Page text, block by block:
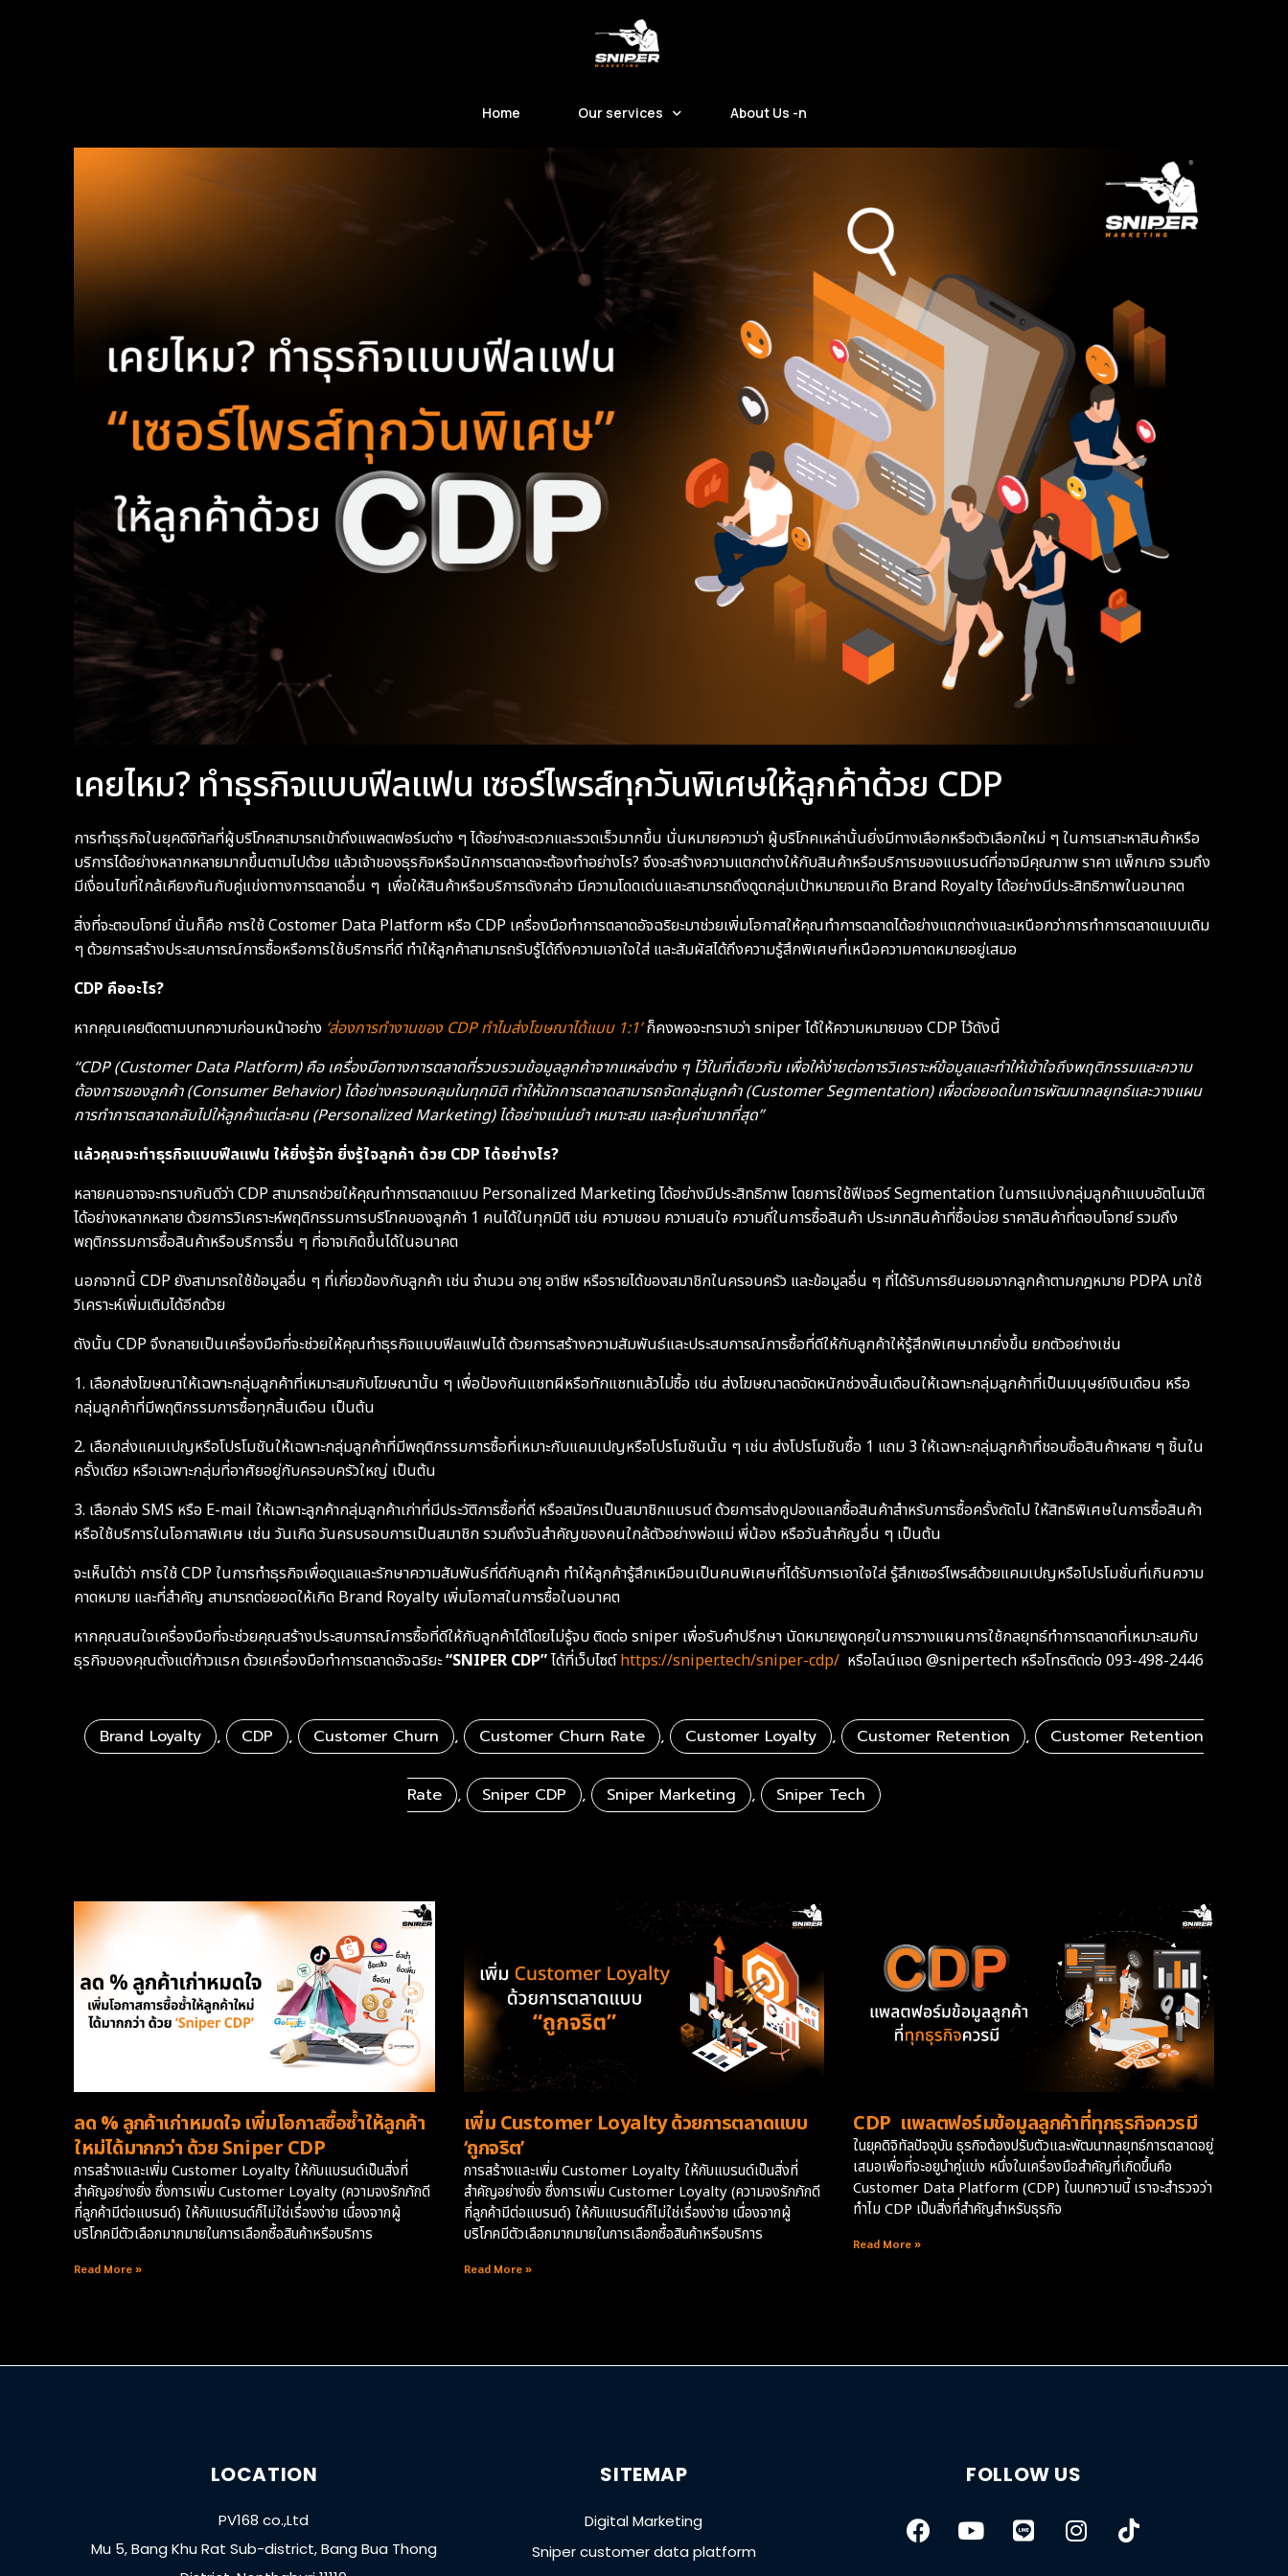
Home Our services
Smart Clinic System
Custom Development Software
Other Services
About Us -n
เคยไหม? ทำธุรกิจแบบฟีลแฟน เซอร์ไพรส์ทุกวันพิเศษให้ลูกค้าด้วย CDP
การทำธุรกิจในยุคดิจิทัลที่ผู้บริโภคสามารถเข้าถึงแพลตฟอร์มต่าง ๆ ได้อย่างสะดวกและรวดเร็วมากขึ้น นั่นหมายความว่า ผู้บริโภคเหล่านั้นยิ่งมีทางเลือกหรือตัวเลือกใหม่ ๆ ในการเสาะหาสินค้าหรือ
บริการได้อย่างหลากหลายมากขึ้นตามไปด้วย แล้วเจ้าของธุรกิจหรือนักการตลาดจะต้องทำอย่างไร? จึงจะสร้างความแตกต่างให้กับสินค้าหรือบริการของแบรนด์ที่อาจมีคุณภาพ ราคา แพ็กเกจ รวมถึง
มีเงื่อนไขที่ใกล้เคียงกันกับคู่แข่งทางการตลาดอื่น ๆ เพื่อให้สินค้าหรือบริการดังกล่าว มีความโดดเด่นและสามารถดึงดูดกลุ่มเป้าหมายจนเกิด Brand Royalty ได้อย่างมีประสิทธิภาพในอนาคต
สิ่งที่จะตอบโจทย์ นั่นก็คือ การใช้ Costomer Data Platform หรือ CDP เครื่องมือทำการตลาดอัจฉริยะมาช่วยเพิ่มโอกาสให้คุณทำการตลาดได้อย่างแตกต่างและเหนือกว่าการทำการตลาดแบบเดิม
ๆ ด้วยการสร้างประสบการณ์การซื้อหรือการใช้บริการที่ดี ทำให้ลูกค้าสามารถรับรู้ได้ถึงความเอาใจใส่ และสัมผัสได้ถึงความรู้สึกพิเศษที่เหนือความคาดหมายอยู่เสมอ
CDP คืออะไร?
หากคุณเคยติดตามบทความก่อนหน้าอย่าง ‘ส่องการทำงานของ CDP ทำไมส่งโฆษณาได้แบบ 1:1’ก็คงพอจะทราบว่า sniper ได้ให้ความหมายของ CDP ไว้ดังนี้
“CDP (Customer Data Platform)คือ เครื่องมือทางการตลาดที่รวบรวมข้อมูลลูกค้าจากแหล่งต่าง ๆ ไว้ในที่เดียวกัน เพื่อให้ง่ายต่อการวิเคราะห์ข้อมูลและทำให้เข้าใจถึงพฤติกรรมและความ
ต้องการของลูกค้า (Consumer Behavior) ได้อย่างครอบคลุมในทุกมิติ ทำให้นักการตลาดสามารถจัดกลุ่มลูกค้า (Customer Segmentation) เพื่อต่อยอดในการพัฒนากลยุทธ์และวางแผน
การทำการตลาดกลับไปให้ลูกค้าแต่ละคน (Personalized Marketing) ได้อย่างแม่นยำ เหมาะสม และคุ้มค่ามากที่สุด”
แล้วคุณจะทำธุรกิจแบบฟีลแฟน ให้ยิ่งรู้จัก ยิ่งรู้ใจลูกค้า ด้วย CDP ได้อย่างไร?
หลายคนอาจจะทราบกันดีว่า CDP สามารถช่วยให้คุณทำการตลาดแบบ Personalized Marketing ได้อย่างมีประสิทธิภาพ โดยการใช้ฟีเจอร์ Segmentation ในการแบ่งกลุ่มลูกค้าแบบอัตโนมัติ
ได้อย่างหลากหลาย ด้วยการวิเคราะห์พฤติกรรมการบริโภคของลูกค้า 1 คนได้ในทุกมิติ เช่น ความชอบ ความสนใจ ความถี่ในการซื้อสินค้า ประเภทสินค้าที่ซื้อบ่อย ราคาสินค้าที่ตอบโจทย์ รวมถึง
พฤติกรรมการซื้อสินค้าหรือบริการอื่น ๆ ที่อาจเกิดขึ้นได้ในอนาคต
นอกจากนี้ CDP ยังสามารถใช้ข้อมูลอื่น ๆ ที่เกี่ยวข้องกับลูกค้า เช่น จำนวน อายุ อาชีพ หรือรายได้ของสมาชิกในครอบครัว และข้อมูลอื่น ๆ ที่ได้รับการยินยอมจากลูกค้าตามกฎหมาย PDPA มาใช้
วิเคราะห์เพิ่มเติมได้อีกด้วย
ดังนั้น CDP จึงกลายเป็นเครื่องมือที่จะช่วยให้คุณทำธุรกิจแบบฟีลแฟนได้ ด้วยการสร้างความสัมพันธ์และประสบการณ์การซื้อที่ดีให้กับลูกค้าให้รู้สึกพิเศษมากยิ่งขึ้น ยกตัวอย่างเช่น
1. เลือกส่งโฆษณาให้เฉพาะกลุ่มลูกค้าที่เหมาะสมกับโฆษณานั้น ๆ เพื่อป้องกันแชทผีหรือทักแชทแล้วไม่ซื้อ เช่น ส่งโฆษณาลดจัดหนักช่วงสิ้นเดือนให้เฉพาะกลุ่มลูกค้าที่เป็นมนุษย์เงินเดือน หรือ
กลุ่มลูกค้าที่มีพฤติกรรมการซื้อทุกสิ้นเดือน เป็นต้น
2. เลือกส่งแคมเปญหรือโปรโมชันให้เฉพาะกลุ่มลูกค้าที่มีพฤติกรรมการซื้อที่เหมาะกับแคมเปญหรือโปรโมชันนั้น ๆ เช่น ส่งโปรโมชันซื้อ 1 แถม 3 ให้เฉพาะกลุ่มลูกค้าที่ชอบซื้อสินค้าหลาย ๆ ชิ้นใน
ครั้งเดียว หรือเฉพาะกลุ่มที่อาศัยอยู่กับครอบครัวใหญ่ เป็นต้น
3. เลือกส่ง SMS หรือ E-mail ให้เฉพาะลูกค้ากลุ่มลูกค้าเก่าที่มีประวัติการซื้อที่ดี หรือสมัครเป็นสมาชิกแบรนด์ ด้วยการส่งคูปองแลกซื้อสินค้าสำหรับการซื้อครั้งถัดไป ให้สิทธิพิเศษในการซื้อสินค้า
หรือใช้บริการในโอกาสพิเศษ เช่น วันเกิด วันครบรอบการเป็นสมาชิก รวมถึงวันสำคัญของคนใกล้ตัวอย่างพ่อแม่ พี่น้อง หรือวันสำคัญอื่น ๆ เป็นต้น
จะเห็นได้ว่า การใช้ CDP ในการทำธุรกิจเพื่อดูแลและรักษาความสัมพันธ์ที่ดีกับลูกค้า ทำให้ลูกค้ารู้สึกเหมือนเป็นคนพิเศษที่ได้รับการเอาใจใส่ รู้สึกเซอร์ไพรส์ด้วยแคมเปญหรือโปรโมชั่นที่เกินความ
คาดหมาย และที่สำคัญ สามารถต่อยอดให้เกิด Brand Royalty เพิ่มโอกาสในการซื้อในอนาคต
หากคุณสนใจเครื่องมือที่จะช่วยคุณสร้างประสบการณ์การซื้อที่ดีให้กับลูกค้าได้โดยไม่รู้จบ ติดต่อ sniper เพื่อรับคำปรึกษา นัดหมายพูดคุยในการวางแผนการใช้กลยุทธ์ทำการตลาดที่เหมาะสมกับ
ธุรกิจของคุณตั้งแต่ก้าวแรก ด้วยเครื่องมือทำการตลาดอัจฉริยะ“SNIPER CDP”ได้ที่เว็บไซต์https://sniper.tech/sniper-cdp/ หรือไลน์แอด @snipertech หรือโทรติดต่อ 093-498-2446
Brand Loyalty , CDP , Customer Churn , Customer Churn Rate , Customer Loyalty , Customer Retention , Customer Retention
Rate , Sniper CDP , Sniper Marketing , Sniper Tech
ลด % ลูกค้าเก่าหมดใจ เพิ่มโอกาสซื้อซ้ำให้ลูกค้า
ใหม่ได้มากกว่า ด้วย Sniper CDP
การสร้างและเพิ่ม Customer Loyalty ให้กับแบรนด์เป็นสิ่งที่
สำคัญอย่างยิ่ง ซึ่งการเพิ่ม Customer Loyalty (ความจงรักภักดี
ที่ลูกค้ามีต่อแบรนด์) ให้กับแบรนด์ก็ไม่ใช่เรื่องง่าย เนื่องจากผู้
บริโภคมีตัวเลือกมากมายในการเลือกซื้อสินค้าหรือบริการ
Read More »
เพิ่ม Customer Loyalty ด้วยการตลาดแบบ
‘ถูกจริต’
การสร้างและเพิ่ม Customer Loyalty ให้กับแบรนด์เป็นสิ่งที่
สำคัญอย่างยิ่ง ซึ่งการเพิ่ม Customer Loyalty (ความจงรักภักดี
ที่ลูกค้ามีต่อแบรนด์) ให้กับแบรนด์ก็ไม่ใช่เรื่องง่าย เนื่องจากผู้
บริโภคมีตัวเลือกมากมายในการเลือกซื้อสินค้าหรือบริการ
Read More »
CDP แพลตฟอร์มข้อมูลลูกค้าที่ทุกธุรกิจควรมี
ในยุคดิจิทัลปัจจุบัน ธุรกิจต้องปรับตัวและพัฒนากลยุทธ์การตลาดอยู่
เสมอเพื่อที่จะอยูนำคู่แข่ง หนึ่งในเครื่องมือสำคัญที่เกิดขึ้นคือ
Customer Data Platform (CDP) ในบทความนี้ เราจะสำรวจว่า
ทำไม CDP เป็นสิ่งที่สำคัญสำหรับธุรกิจ
Read More »
LOCATION
PV168 co.,Ltd
Mu 5, Bang Khu Rat Sub-district, Bang Bua Thong
SITEMAP
Digital Marketing
Sniper customer data platform
FOLLOW US